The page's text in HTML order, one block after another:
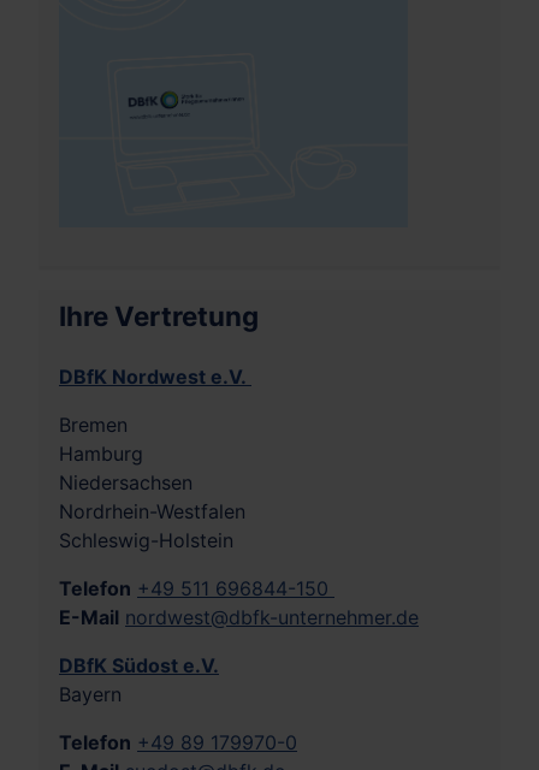
Ihre Vertretung
DBfK Nordwest e.V.
Bremen
Hamburg
Niedersachsen
Nordrhein-Westfalen
Schleswig-Holstein
Telefon +49 511 696844-150
E-Mail nordwest@dbfk-unternehmer.de
DBfK Südost e.V.
Bayern
Telefon +49 89 179970-0